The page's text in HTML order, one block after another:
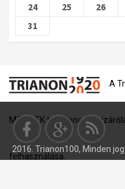
24
25 26
31
A
MTA BTK tulajdona, és
felhasználása.
2016. Trianon100, Minden